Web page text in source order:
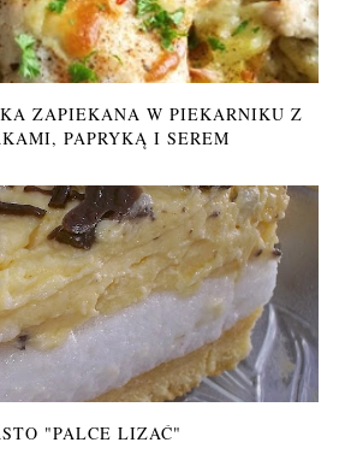
ZAPIEKANA W PIEKARNIKU Z
PAPRYKĄ I SEREM
"PALCE LIZAĆ"